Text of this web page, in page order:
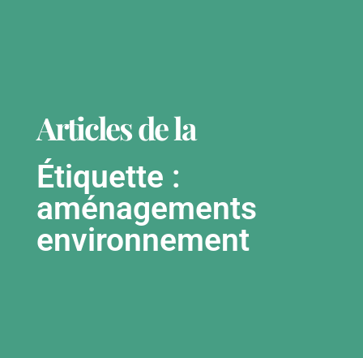
Articles de la
Étiquette :
aménagements
environnement